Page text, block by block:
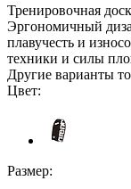
Тренировочная
Эргономичный
плавучесть и
техники и силы
Другие варианты
Цвет:
Размер: